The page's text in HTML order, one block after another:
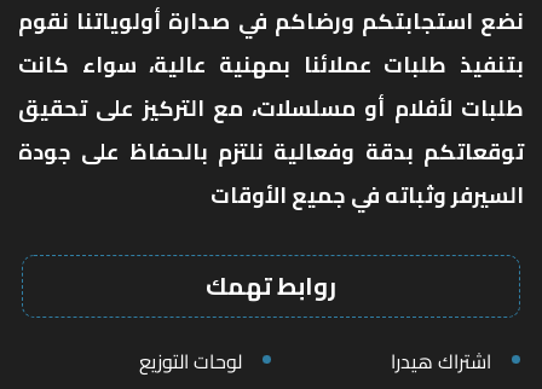
نضع استجابتكم ورضاكم في صدارة أولوياتنا نقوم
بتنفيذ طلبات عملائنا بمهنية عالية، سواء كانت
طلبات لأفلام أو مسلسلات، مع التركيز على تحقيق
توقعاتكم بدقة وفعالية نلتزم بالحفاظ على جودة
السيرفر وثباته في جميع الأوقات
روابط تهمك
اشتراك هيدرا
لوحات التوزيع